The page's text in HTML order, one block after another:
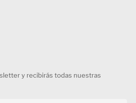
y recibirás todas nuestras